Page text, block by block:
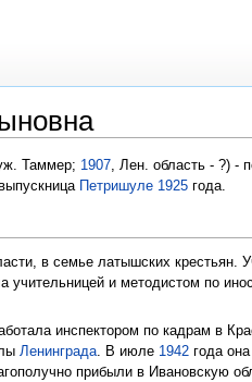
Таммер; 1907, Лен. область - ?) -
Петришуле 1925 года.
в семье латышских крестьян.
учительницей и методистом по
инспектором по кадрам в
Ленинграда. В июле 1942 года
прибыли в Ивановскую